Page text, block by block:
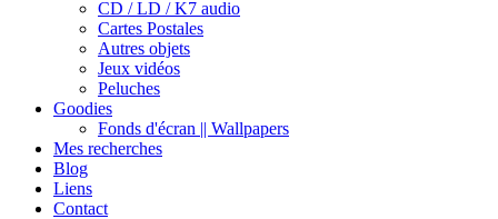
CD / LD / K7 audio
Cartes Postales
Autres objets
Jeux vidéos
Peluches
Goodies
Fonds d'écran || Wallpapers
Mes recherches
Blog
Liens
Contact